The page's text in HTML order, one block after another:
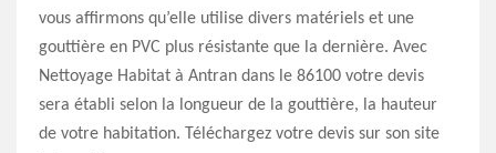
vous affirmons qu’elle utilise divers matériels et une
gouttière en PVC plus résistante que la dernière. Avec
Nettoyage Habitat à Antran dans le 86100 votre devis
sera établi selon la longueur de la gouttière, la hauteur
de votre habitation. Téléchargez votre devis sur son site